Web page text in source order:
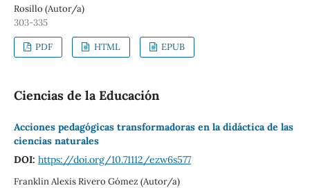
Rosillo (Autor/a)
303-335
PDF HTML EPUB
Ciencias de la Educación
Acciones pedagógicas transformadoras en la didáctica de las
ciencias naturales
DOI: https://doi.org/10.71112/ezw6s577
Franklin Alexis Rivero Gómez (Autor/a)